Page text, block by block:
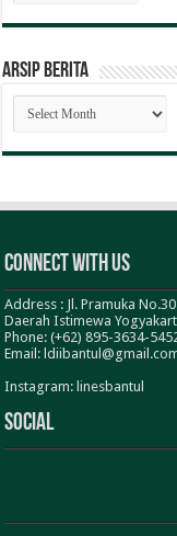
ARSIP BERITA
ARSIP
BERITA
Connect With Us
Address : Jl. Pramuka
Daerah Istimewa
Phone: (+62) 895-3634-
Email:
Instagram: linesbantul
Social